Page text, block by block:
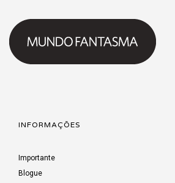
INFORMAÇÕES
Importante
Blogue